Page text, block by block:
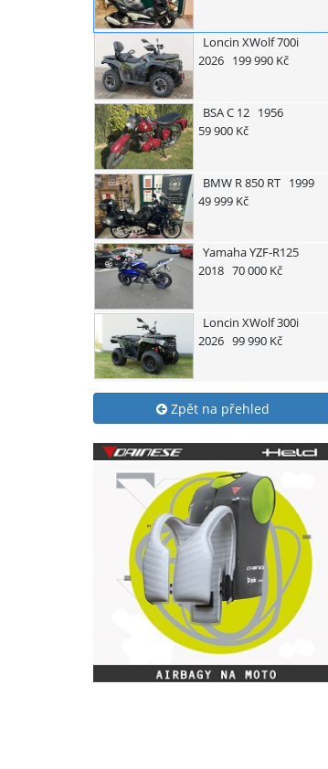
Loncin XWolf 700i
2026 199 990 Kč
BSAC 12 1956
59 900 Kč
BMWR 850 RT 1999
49 999 Kč
YamahaYZF-R125
2018 70 000 Kč
Loncin XWolf 300i
2026 99 990 Kč
Zpět na přehled